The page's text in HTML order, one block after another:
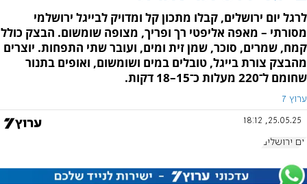
לרגל יום ירושלים, קבלו מתכון קל ומדויק לבייגל ירושלמי
מסורתי – מאפה אליפטי רך ופריך, מצופה שומשום. הבצק כולל
קמח, שמרים, סוכר, שמן זית ומים, ועובר שתי התפחות. יוצרים
מהבצק צורת בייגל, טובלים במים ושומשום, ואופים בתנור
שחומם ל־220 מעלות כ־15–18 דקות.
ערוץ 7
25.05.25, 18:12
יום ירושלים